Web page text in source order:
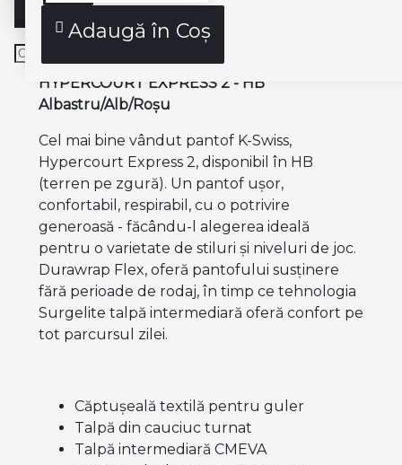
Adaugă în Coş
Descriere produs
HYPERCOURT EXPRESS 2 - HB
Albastru/Alb/Roșu
Cel mai bine vândut pantof K-Swiss,
Hypercourt Express 2, disponibil în HB
(terren pe zgură). Un pantof ușor,
confortabil, respirabil, cu o potrivire
generoasă - făcându-l alegerea ideală
pentru o varietate de stiluri și niveluri de joc.
Durawrap Flex, oferă pantofului susținere
fără perioade de rodaj, în timp ce tehnologia
Surgelite talpă intermediară oferă confort pe
tot parcursul zilei.
Căptușeală textilă pentru guler
Talpă din cauciuc turnat
Talpă intermediară CMEVA